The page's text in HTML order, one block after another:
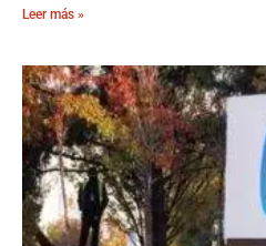
Leer más »